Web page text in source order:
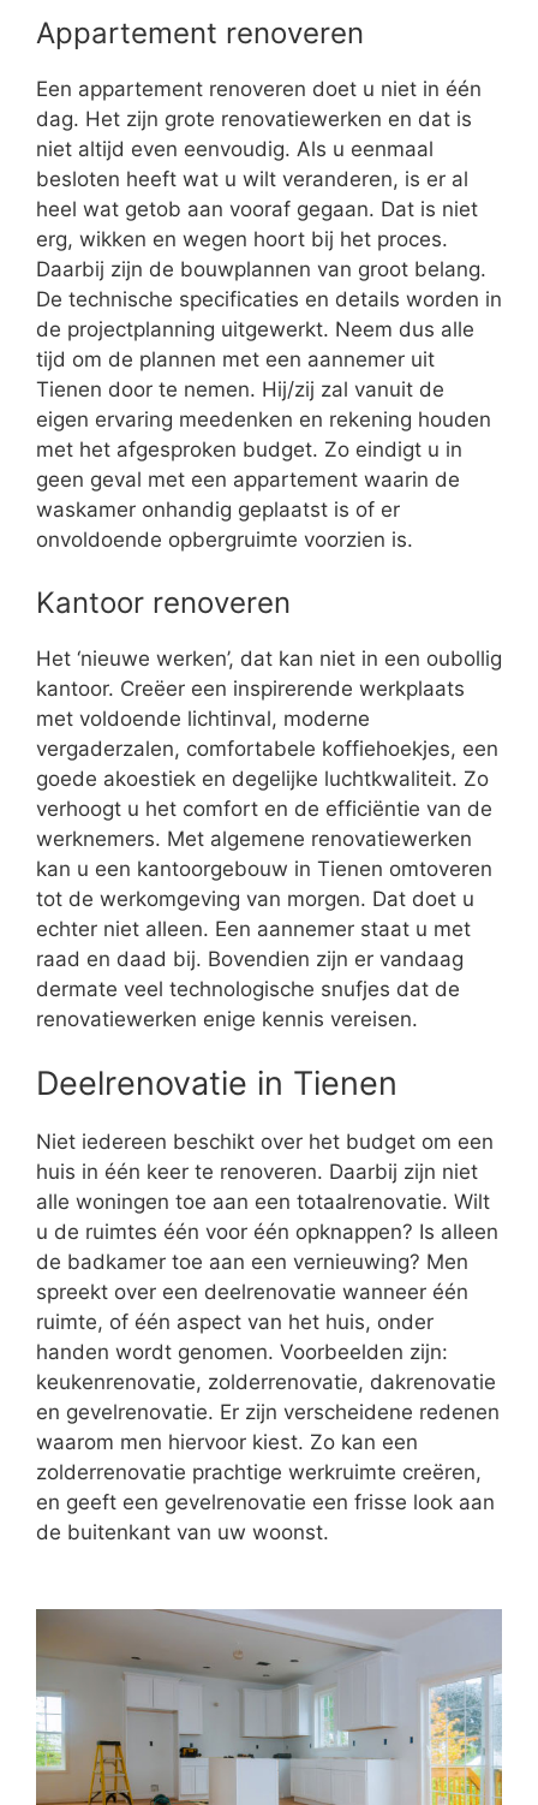
Appartement renoveren
Een appartement renoveren doet u niet in één
dag. Het zijn grote renovatiewerken en dat is
niet altijd even eenvoudig. Als u eenmaal
besloten heeft wat u wilt veranderen, is er al
heel wat getob aan vooraf gegaan. Dat is niet
erg, wikken en wegen hoort bij het proces.
Daarbij zijn de bouwplannen van groot belang.
De technische specificaties en details worden in
de projectplanning uitgewerkt. Neem dus alle
tijd om de plannen met een aannemer uit
Tienen door te nemen. Hij/zij zal vanuit de
eigen ervaring meedenken en rekening houden
met het afgesproken budget. Zo eindigt u in
geen geval met een appartement waarin de
waskamer onhandig geplaatst is of er
onvoldoende opbergruimte voorzien is.
Kantoor renoveren
Het ‘nieuwe werken’, dat kan niet in een oubollig
kantoor. Creëer een inspirerende werkplaats
met voldoende lichtinval, moderne
vergaderzalen, comfortabele koffiehoekjes, een
goede akoestiek en degelijke luchtkwaliteit. Zo
verhoogt u het comfort en de efficiëntie van de
werknemers. Met algemene renovatiewerken
kan u een kantoorgebouw in Tienen omtoveren
tot de werkomgeving van morgen. Dat doet u
echter niet alleen. Een aannemer staat u met
raad en daad bij. Bovendien zijn er vandaag
dermate veel technologische snufjes dat de
renovatiewerken enige kennis vereisen.
Deelrenovatie in Tienen
Niet iedereen beschikt over het budget om een
huis in één keer te renoveren. Daarbij zijn niet
alle woningen toe aan een totaalrenovatie. Wilt
u de ruimtes één voor één opknappen? Is alleen
de badkamer toe aan een vernieuwing? Men
spreekt over een deelrenovatie wanneer één
ruimte, of één aspect van het huis, onder
handen wordt genomen. Voorbeelden zijn:
keukenrenovatie, zolderrenovatie, dakrenovatie
en gevelrenovatie. Er zijn verscheidene redenen
waarom men hiervoor kiest. Zo kan een
zolderrenovatie prachtige werkruimte creëren,
en geeft een gevelrenovatie een frisse look aan
de buitenkant van uw woonst.